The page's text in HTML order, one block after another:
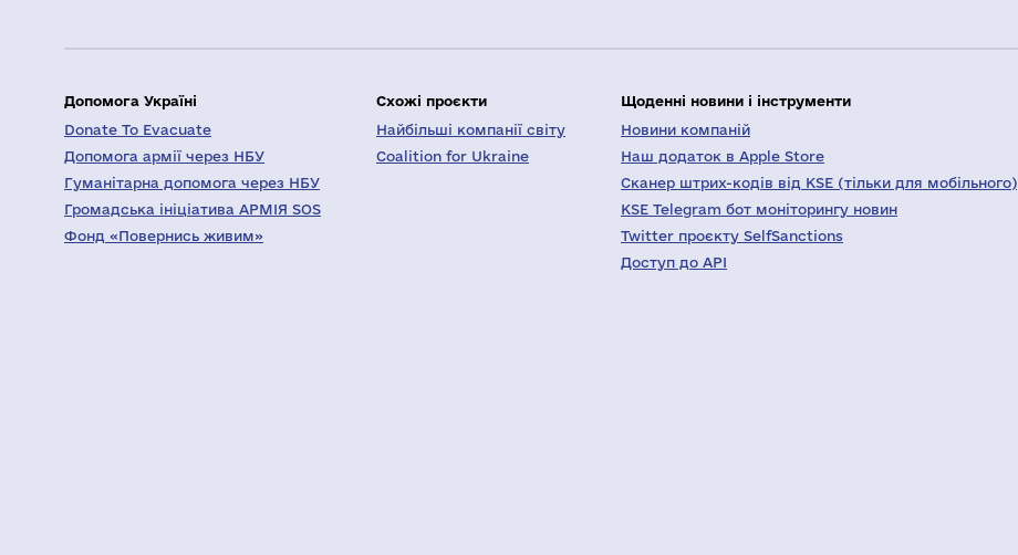
Допомога Україні
Donate To Evacuate
Допомога армії через НБУ
Гуманітарна допомога через НБУ
Громадська ініціатива АРМІЯ SOS
Фонд «Повернись живим»
Схожі проєкти
Найбільші компанії світу
Coalition for Ukraine
Щоденні новини і інструменти
Новини компаній
Наш додаток в Apple Store
Сканер штрих-кодів від KSE (тільки для мобільного)
KSE Telegram бот моніторингу новин
Twitter проєкту SelfSanctions
Доступ до API